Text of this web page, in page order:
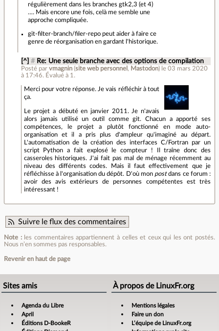
régulièrement dans les branches gtk2,3 (et 4)
…. Mais encore une fois, celà me semble une
approche compliquée.
git-filter-branch/filer-repo peut aider à faire ce
genre de réorganisation en gardant l'historique.
[^] # Re: Une seule branche avec des options de compilation
Posté par vmagnin(site web personnel , Mastodon) le 03 mars 2020
à 17:46. Évalué à 1 .
Merci pour votre réponse. Je vais réfléchir à tout
ça.
Le projet a débuté en janvier 2011. Je n'avais
alors jamais utilisé un outil comme git. Chacun a apporté ses
compétences, le projet a plutôt fonctionné en mode auto-
organisation et il a pris plus d'ampleur qu'imaginé au départ.
L'automatisation de la création des interfaces C/Fortran par un
script Python a fait explosé le compteur ! Il traîne donc des
casseroles historiques. J'ai fait pas mal de ménage récemment au
niveau des différents codes. Mais il faut effectivement que je
réfléchisse à l'organisation du dépôt. D'où mon postdans ce forum :
avoir des avis extérieurs de personnes compétentes est très
intéressant !
Suivre le flux des commentaires
Note :les commentaires appartiennent à celles et ceux qui les ont postés.
Nous n’en sommes pas responsables.
Revenir en haut de page
Sites amis
Agenda du Libre
April
Éditions D-BookeR
À propos de LinuxFr.org
Mentions légales
Faire un don
L’équipe de LinuxFr.org